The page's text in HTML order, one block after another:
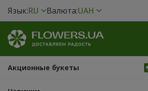
Язык:RU Валюта:UAH
Акционные букеты